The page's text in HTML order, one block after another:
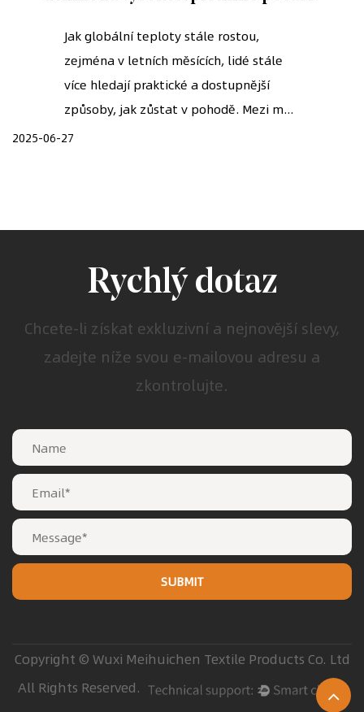
Jak globální teploty stále rostou,
zejména v letních měsících, lidé stále
více hledají praktické a dostupnější
způsoby, jak zůstat v pohodě. Mezi m...
2025-06-27
Rychlý dotaz
Chcete-li získat exkluzivní a nejnovější slevy,
zadejte níže svou e-mailovou adresu a
zkontrolujte.
Copyright © Wuxi Meihuichen Textile Products Co. Ltd
All Rights Reserved.